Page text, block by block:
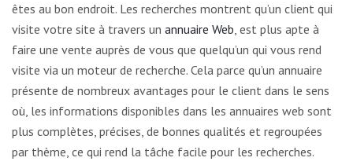
êtes au bon endroit. Les recherches montrent qu’un client qui
visite votre site à travers un annuaire Web, est plus apte à
faire une vente auprès de vous que quelqu’un qui vous rend
visite via un moteur de recherche. Cela parce qu’un annuaire
présente de nombreux avantages pour le client dans le sens
où, les informations disponibles dans les annuaires web sont
plus complètes, précises, de bonnes qualités et regroupées
par thème, ce qui rend la tâche facile pour les recherches.